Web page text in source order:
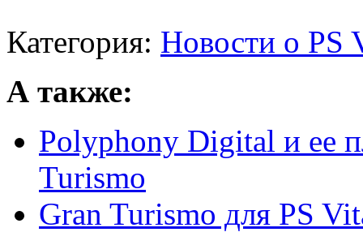
Категория: Новости о PS
А также:
Polyphony Digital и ее
Turismo
Gran Turismo для PS